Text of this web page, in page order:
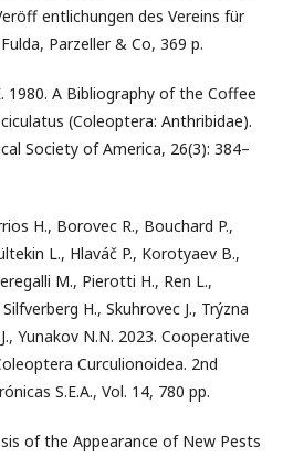
entlichungen des Vereins für
Parzeller & Co, 369 p.
1980. А Bibliography of the Coffee
(Coleoptera: Anthribidae).
Society of America, 26(3): 384–
H., Borovec R., Bouchard P.,
L., Hlaváč P., Korotyaev B.,
M., Pierotti H., Ren L.,
H., Skuhrovec J., Trýzna
Yunakov N.N. 2023. Cooperative
Curculionoidea. 2nd
S.E.A., Vol. 14, 780 pp.
of the Appearance of New Pests